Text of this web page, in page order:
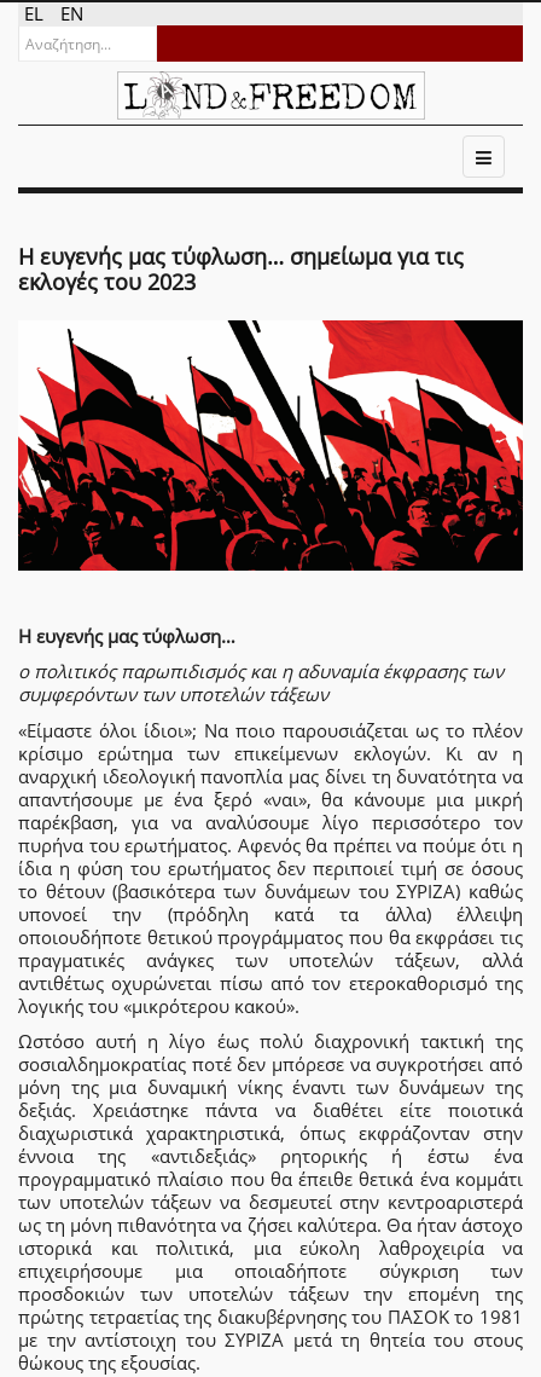
EL EN
Η ευγενής μας τύφλωση… σημείωμα για τις
εκλογές του 2023
Η ευγενής μας τύφλωση…
ο πολιτικός παρωπιδισμός και η αδυναμία έκφρασης των
συμφερόντων των υποτελών τάξεων
«Είμαστε όλοι ίδιοι»; Να ποιο παρουσιάζεται ως το πλέον
κρίσιμο ερώτημα των επικείμενων εκλογών. Κι αν η
αναρχική ιδεολογική πανοπλία μας δίνει τη δυνατότητα να
απαντήσουμε με ένα ξερό «ναι», θα κάνουμε μια μικρή
παρέκβαση, για να αναλύσουμε λίγο περισσότερο τον
πυρήνα του ερωτήματος. Αφενός θα πρέπει να πούμε ότι η
ίδια η φύση του ερωτήματος δεν περιποιεί τιμή σε όσους
το θέτουν (βασικότερα των δυνάμεων του ΣΥΡΙΖΑ) καθώς
υπονοεί την (πρόδηλη κατά τα άλλα) έλλειψη
οποιουδήποτε θετικού προγράμματος που θα εκφράσει τις
πραγματικές ανάγκες των υποτελών τάξεων, αλλά
αντιθέτως οχυρώνεται πίσω από τον ετεροκαθορισμό της
λογικής του «μικρότερου κακού».
Ωστόσο αυτή η λίγο έως πολύ διαχρονική τακτική της
σοσιαλδημοκρατίας ποτέ δεν μπόρεσε να συγκροτήσει από
μόνη της μια δυναμική νίκης έναντι των δυνάμεων της
δεξιάς. Χρειάστηκε πάντα να διαθέτει είτε ποιοτικά
διαχωριστικά χαρακτηριστικά, όπως εκφράζονταν στην
έννοια της «αντιδεξιάς» ρητορικής ή έστω ένα
προγραμματικό πλαίσιο που θα έπειθε θετικά ένα κομμάτι
των υποτελών τάξεων να δεσμευτεί στην κεντροαριστερά
ως τη μόνη πιθανότητα να ζήσει καλύτερα. Θα ήταν άστοχο
ιστορικά και πολιτικά, μια εύκολη λαθροχειρία να
επιχειρήσουμε μια οποιαδήποτε σύγκριση των
προσδοκιών των υποτελών τάξεων την επομένη της
πρώτης τετραετίας της διακυβέρνησης του ΠΑΣΟΚ το 1981
με την αντίστοιχη του ΣΥΡΙΖΑ μετά τη θητεία του στους
θώκους της εξουσίας.